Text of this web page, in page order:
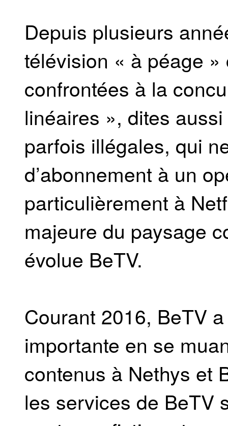
Depuis plusieurs
télévision « à péage
confrontées à la
linéaires », dites
parfois illégales, qui
d’abonnement à un
particulièrement à
majeure du paysage
évolue BeTV.
Courant 2016, BeTV
importante en se
contenus à Nethys et
les services de BeTV